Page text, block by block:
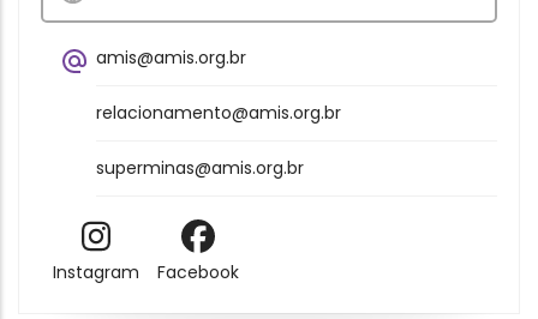
amis@amis.org.br
relacionamento@amis.org.br
superminas@amis.org.br
Instagram Facebook